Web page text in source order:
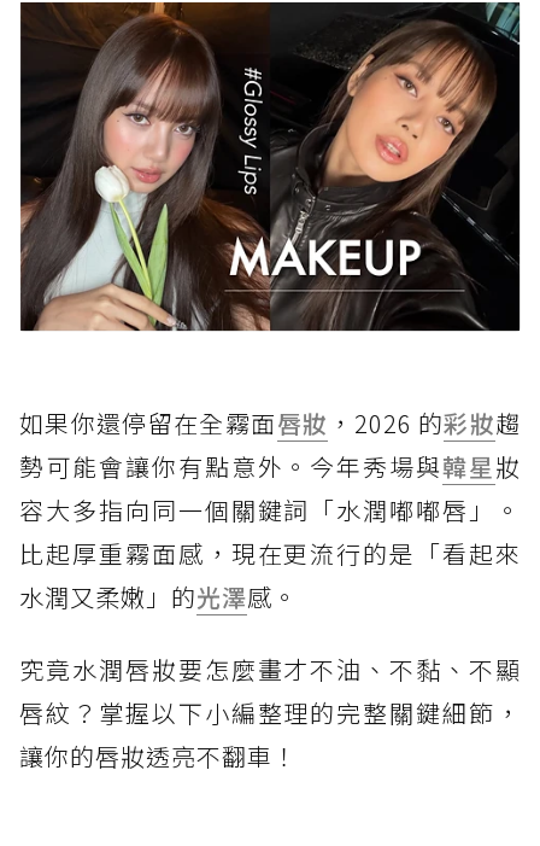
如果你還停留在全霧面唇妝 ，2026 的彩妝趨
勢可能會讓你有點意外。今年秀場與韓星妝
容大多指向同一個關鍵詞「水潤嘟嘟唇」。
比起厚重霧面感，現在更流行的是「看起來
水潤又柔嫩」的光澤感。
究竟水潤唇妝要怎麼畫才不油、不黏、不顯
唇紋？掌握以下小編整理的完整關鍵細節，
讓你的唇妝透亮不翻車！